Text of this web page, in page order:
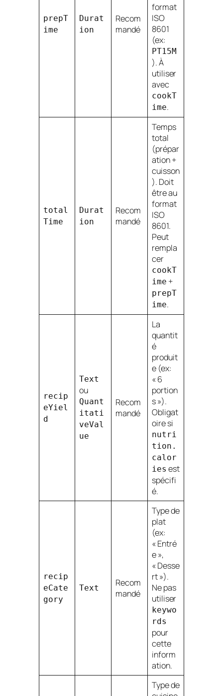
prepT
ime
Durat
ion
Recom
mandé
format
ISO
8601
(ex:
PT15M
). À
utiliser
avec
cookT
ime.
total
Time
Durat
ion
Recom
mandé
Temps
total
(prépar
ation +
cuisson
). Doit
être au
format
ISO
8601.
Peut
rempla
cer
cookT
ime +
prepT
ime.
recip
eYiel
d
Text
ou
Quant
itati
veVal
ue
Recom
mandé
La
quantit
é
produit
e (ex:
« 6
portion
s »).
Obligat
oire si
nutri
tion.
calor
ies est
spécifi
é.
recip
eCate
gory
Text
Recom
mandé
Type de
plat
(ex:
« Entré
e »,
« Desse
rt »).
Ne pas
utiliser
keywo
rds
pour
cette
inform
ation.
Type de